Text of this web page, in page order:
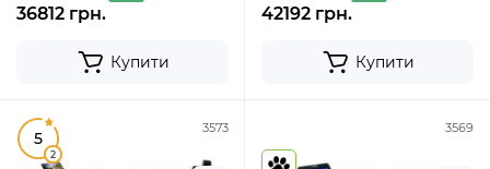
36812 грн.
Купити
42192 грн.
Купити
3573
5
2
3569